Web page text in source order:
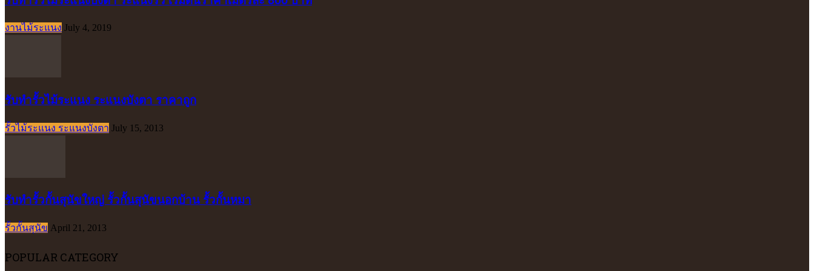
งานไม้ระแนง July 4, 2019
รับทำรั้วไม้ระแนง ระแนงบังตา ราคาถูก
รั้วไม้ระแนง ระแนงบังตา July 15, 2013
รับทำรั้วกั้นสุนัขใหญ่ รั้วกั้นสุนัขนอกบ้าน รั้วกั้นหมา
รั้วกั้นสุนัข April 21, 2013
POPULAR CATEGORY